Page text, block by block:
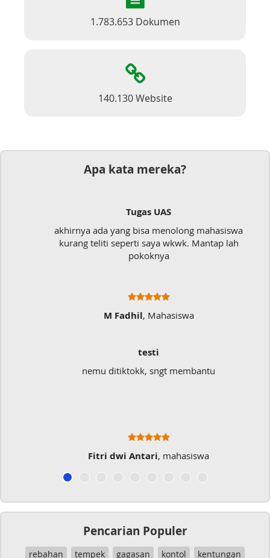
1.783.653 Dokumen
140.130 Website
Apa kata mereka?
Tugas UAS
akhirnya ada yang bisa menolong mahasiswa
kurang teliti seperti saya wkwk. Mantap lah
pokoknya
M Fadhil, Mahasiswa
testi
nemu ditiktokk, sngt membantu
Fitri dwi Antari, mahasiswa
Pencarian Populer
rebahan tempek gagasan kontol kentungan